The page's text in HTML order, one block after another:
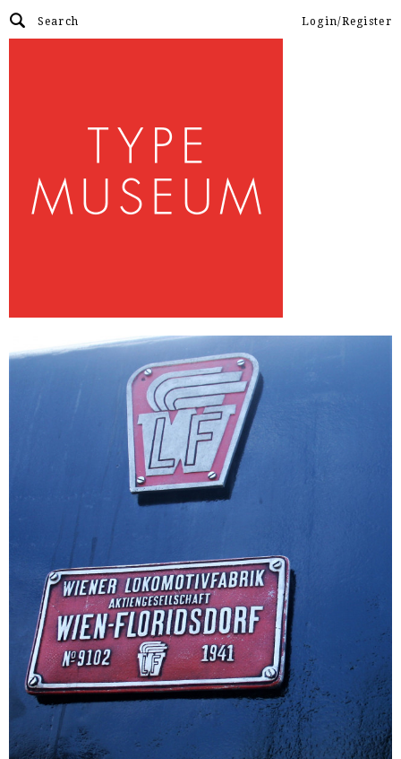
Login/Register